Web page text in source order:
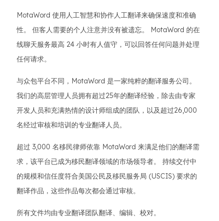
MotaWord 使用人工智慧和协作人工翻译来确保速度和准确
性。 但客人需要的个人注意并没有被遗忘。 MotaWord 的在
线聊天服务最高 24 小时有人值守，可以回答任何问题并处理
任何请求。
与众包平台不同，MotaWord 是一家纯粹的翻译服务公司。
我们的高层管理人员拥有超过25年的翻译经验，除去由专家
开发人员和充满热情的设计师组成的团队，以及超过26,000
名经过审核和培训的专业翻译人员。
超过 3,000 名移民律师依靠 MotaWord 来满足他们的翻译需
求，该平台已成为移民翻译领域的市场领导者。 持续交付中
的规模和信任度符合美国公民及移民服务局 (USCIS) 要求的
翻译作品，这些作品每次都会通过审核。
所有文件均由专业翻译团队翻译、编辑、校对。